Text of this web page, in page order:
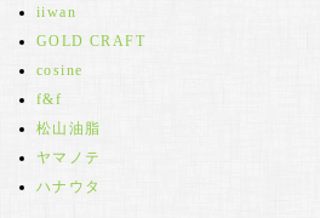
iiwan
GOLD CRAFT
cosine
f&f
松山油脂
ヤマノテ
ハナウタ